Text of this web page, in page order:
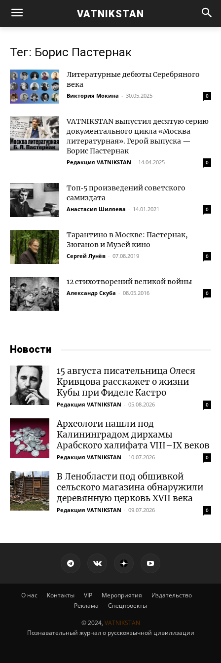
VATNIKSTAN
Тег: Борис Пастернак
Литературные дебюты Серебряного
века
Виктория Мокина - 30.05.2025 0
VATNIKSTAN выпустил десятую серию
документального цикла «Москва
литературная». Герой выпуска —
Борис Пастернак
Редакция VATNIKSTAN - 14.04.2025 0
Топ‑5 произведений советского
самиздата
Анастасия Шиляева - 14.01.2021 0
Тарантино в Москве: Пастернак,
Зюганов и Музей кино
Сергей Лунёв - 07.08.2019 0
12 стихотворений великой войны
Александр Скуба - 08.05.2016 0
Новости
15 августа писательница Олеся
Кривцова расскажет о жизни
Кубы при Фиделе Кастро
Редакция VATNIKSTAN - 05.08.2026 0
Археологи нашли под
Калининградом дирхамы
Арабского халифата VIII–IX веков
Редакция VATNIKSTAN - 10.07.2026 0
В Ленобласти под обшивкой
сельского магазина обнаружили
деревянную церковь XVII века
Редакция VATNIKSTAN - 09.07.2026 0
О нас Контакты VIP Мероприятия
Издательство
Реклама
Спецпроекты
© 2024, VATNIKSTAN
Познавательный журнал о русскоязычной цивилизации